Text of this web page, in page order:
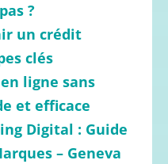
?
un crédit
clés
ligne sans
et efficace
Digital : Guide
– Geneva